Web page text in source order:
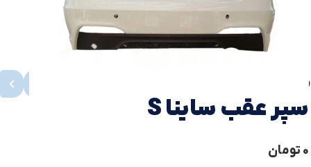
محصولات مشابه
سپر عقب ساینا S
0 تومان